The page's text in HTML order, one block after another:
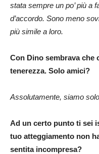
stata sempre un po’ più a
d’accordo. Sono meno
più simile a loro.
Con Dino sembrava che
tenerezza. Solo amici?
Assolutamente, siamo
Ad un certo punto ti sei
tuo atteggiamento non
sentita incompresa?